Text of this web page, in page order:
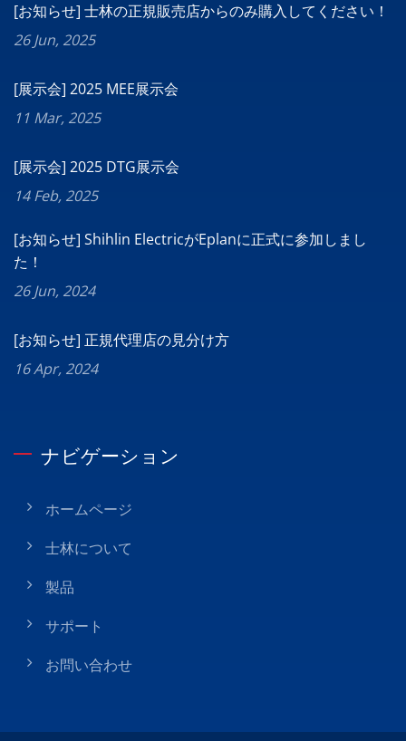
[お知らせ] 士林の正規販売店からのみ購入してください！
26 Jun, 2025
[展示会] 2025 MEE展示会
11 Mar, 2025
[展示会] 2025 DTG展示会
14 Feb, 2025
[お知らせ] Shihlin ElectricがEplanに正式に参加しまし
た！
26 Jun, 2024
[お知らせ] 正規代理店の見分け方
16 Apr, 2024
ナビゲーション
ホームページ
士林について
製品
サポート
お問い合わせ